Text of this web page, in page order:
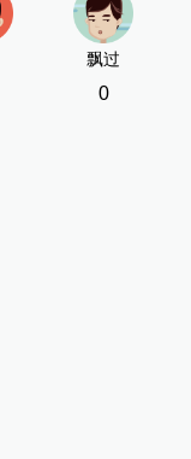
飘过
0